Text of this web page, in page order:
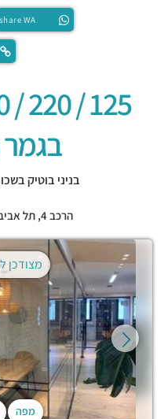
share WA
בניני בוטיק
הרכב 4, תל
מפה
מצודכן